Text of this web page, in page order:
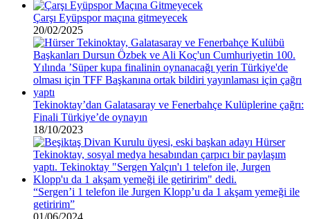
Çarşı Eyüpspor maçına gitmeyecek
20/02/2025
Tekinoktay’dan Galatasaray ve Fenerbahçe Kulüplerine çağrı:
Finali Türkiye’de oynayın
18/10/2023
“Sergen’i 1 telefon ile Jurgen Klopp’u da 1 akşam yemeği ile
getiririm”